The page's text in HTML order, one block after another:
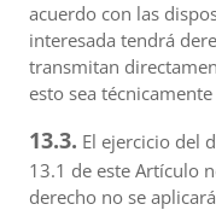
acuerdo con las
interesada tendrá
transmitan
esto sea
13.3. El ejercicio del
13.1 de este Artículo
derecho no se